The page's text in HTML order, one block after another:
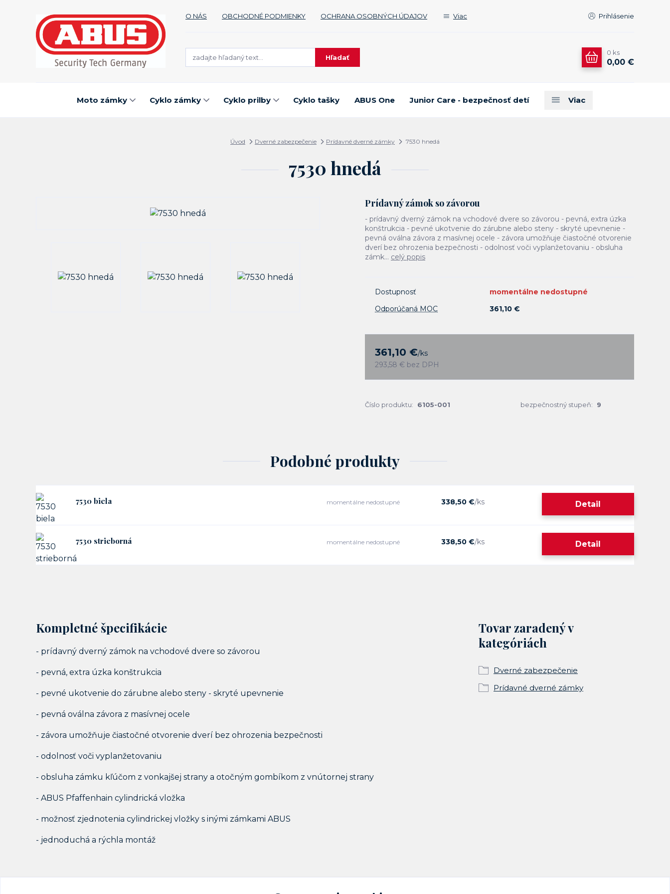
O NÁS OBCHODNÉ PODMIENKY OCHRANA OSOBNÝCH ÚDAJOV Viac Prihlásenie
Hľadať
0 ks
0,00 €
Moto zámky Cyklo zámky Cyklo prilby Cyklo tašky ABUS One Junior Care - bezpečnosť detí Viac
Úvod Dverné zabezpečenie Prídavné dverné zámky 7530 hnedá
7530 hnedá
Prídavný zámok so závorou
- prídavný dverný zámok na vchodové dvere so závorou - pevná, extra úzka
konštrukcia - pevné ukotvenie do zárubne alebo steny - skryté upevnenie -
pevná oválna závora z masívnej ocele - závora umožňuje čiastočné otvorenie
dverí bez ohrozenia bezpečnosti - odolnosť voči vyplanžetovaniu - obsluha
zámk... celý popis
Dostupnosť
momentálne nedostupné
Odporúčaná MOC
361,10 €
361,10 €/ks
293,58 € bez DPH
Číslo produktu: 6105-001 bezpečnostný stupeň: 9
Podobné produkty
7530 biela 338,50 €/ks
momentálne nedostupné Detail
7530 strieborná 338,50 €/ks
momentálne nedostupné Detail
Kompletné špecifikácie
- prídavný dverný zámok na vchodové dvere so závorou
- pevná, extra úzka konštrukcia
- pevné ukotvenie do zárubne alebo steny - skryté upevnenie
- pevná oválna závora z masívnej ocele
- závora umožňuje čiastočné otvorenie dverí bez ohrozenia bezpečnosti
- odolnosť voči vyplanžetovaniu
- obsluha zámku kľúčom z vonkajšej strany a otočným gombíkom z vnútornej strany
- ABUS Pfaffenhain cylindrická vložka
- možnosť zjednotenia cylindrickej vložky s inými zámkami ABUS
- jednoduchá a rýchla montáž
Tovar zaradený v
kategóriách
Dverné zabezpečenie
Prídavné dverné zámky